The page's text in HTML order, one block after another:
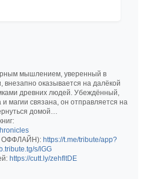
мышлением, уверенный в
внезапно оказывается на далёкой
древних людей. Убеждённый,
и магии связана, он отправляется на
домой…
ОФФЛАЙН): https://t.me/tribute/app?
s/lGG
https://cutt.ly/zehfltDE